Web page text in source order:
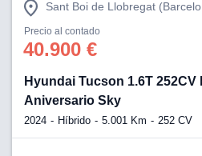
Sant Boi de Llobregat
Precio al contado
40.900 €
Hyundai Tucson 1.6T 252CV
Aniversario Sky
2024 Híbrido 5.001 Km 252 CV